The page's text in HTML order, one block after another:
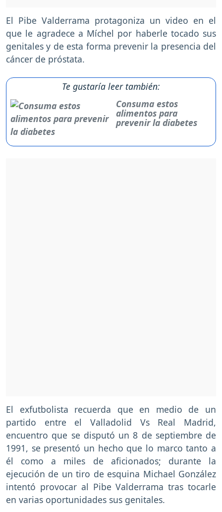
El Pibe Valderrama protagoniza un video en el
que le agradece a Míchel por haberle tocado sus
genitales y de esta forma prevenir la presencia del
cáncer de próstata.
Te gustaría leer también:
Consuma estos
alimentos para
prevenir la diabetes
El exfutbolista recuerda que en medio de un
partido entre el Valladolid Vs Real Madrid,
encuentro que se disputó un 8 de septiembre de
1991, se presentó un hecho que lo marco tanto a
él como a miles de aficionados; durante la
ejecución de un tiro de esquina Michael González
intentó provocar al Pibe Valderrama tras tocarle
en varias oportunidades sus genitales.